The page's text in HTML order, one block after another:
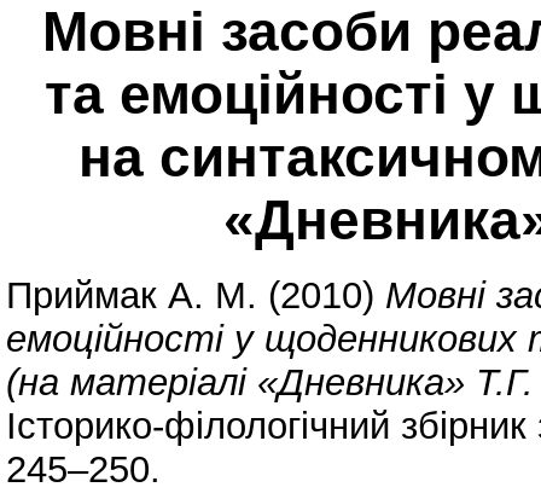
Мовні засоби
та емоційності у
на
Приймак А. М. (2010) Мовні
емоційності у щоденникових
(на матеріалі «Дневника»
Історико-філологічний
245–250.